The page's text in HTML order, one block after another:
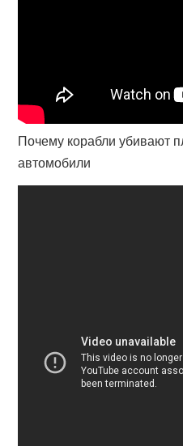
Почему корабли убивают
автомобили